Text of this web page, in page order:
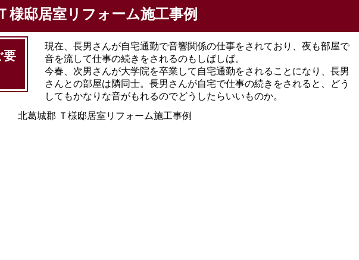
様邸居室リフォーム施工事例
要
現在、長男さんが自宅通勤で音響関係の仕事をされており、夜も部屋で
音を流して仕事の続きをされるのもしばしば。
今春、次男さんが大学院を卒業して自宅通勤をされることになり、長男
さんとの部屋は隣同士。長男さんが自宅で仕事の続きをされると、どう
してもかなりな音がもれるのでどうしたらいいものか。